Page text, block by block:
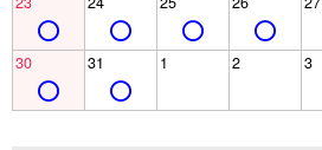
30 31 1 2 3